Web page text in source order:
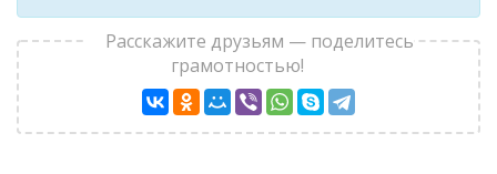
Расскажите друзьям — поделитесь
грамотностью!